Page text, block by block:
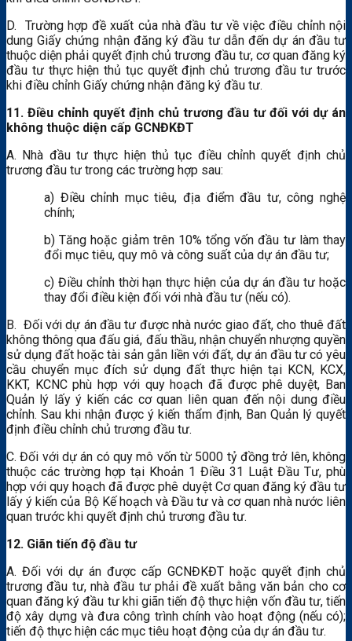
D. Trường hợp đề xuất của nhà đầu tư về việc điều chỉnh nội
dung Giấy chứng nhận đăng ký đầu tư dẫn đến dự án đầu tư
thuộc diện phải quyết định chủ trương đầu tư, cơ quan đăng ký
đầu tư thực hiện thủ tục quyết định chủ trương đầu tư trước
khi điều chỉnh Giấy chứng nhận đăng ký đầu tư.
11. Điều chỉnh quyết định chủ trương đầu tư đối với dự án
không thuộc diện cấp GCNĐKĐT
A. Nhà đầu tư thực hiện thủ tục điều chỉnh quyết định chủ
trương đầu tư trong các trường hợp sau:
a) Điều chỉnh mục tiêu, địa điểm đầu tư, công nghệ
chính;
b) Tăng hoặc giảm trên 10% tổng vốn đầu tư làm thay
đổi mục tiêu, quy mô và công suất của dự án đầu tư;
c) Điều chỉnh thời hạn thực hiện của dự án đầu tư hoặc
thay đổi điều kiện đối với nhà đầu tư (nếu có).
B. Đối với dự án đầu tư được nhà nước giao đất, cho thuê đất
không thông qua đấu giá, đấu thầu, nhận chuyển nhượng quyền
sử dụng đất hoặc tài sản gắn liền với đất, dự án đầu tư có yêu
cầu chuyển mục đích sử dụng đất thực hiện tại KCN, KCX,
KKT, KCNC phù hợp với quy hoạch đã được phê duyệt, Ban
Quản lý lấy ý kiến các cơ quan liên quan đến nội dung điều
chỉnh. Sau khi nhận được ý kiến thẩm định, Ban Quản lý quyết
định điều chỉnh chủ trương đầu tư.
C. Đối với dự án có quy mô vốn từ 5000 tỷ đồng trở lên, không
thuộc các trường hợp tại Khoản 1 Điều 31 Luật Đầu Tư, phù
hợp với quy hoạch đã được phê duyệt Cơ quan đăng ký đầu tư
lấy ý kiến của Bộ Kế hoạch và Đầu tư và cơ quan nhà nước liên
quan trước khi quyết định chủ trương đầu tư.
12. Giãn tiến độ đầu tư
A. Đối với dự án được cấp GCNĐKĐT hoặc quyết định chủ
trương đầu tư, nhà đầu tư phải đề xuất bằng văn bản cho cơ
quan đăng ký đầu tư khi giãn tiến độ thực hiện vốn đầu tư, tiến
độ xây dựng và đưa công trình chính vào hoạt động (nếu có);
tiến độ thực hiện các mục tiêu hoạt động của dự án đầu tư.